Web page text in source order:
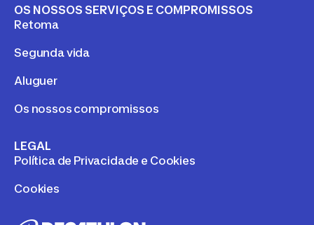
OS NOSSOS SERVIÇOS E COMPROMISSOS
Retoma
Segunda vida
Aluguer
Os nossos compromissos
LEGAL
Política de Privacidade e Cookies
Cookies